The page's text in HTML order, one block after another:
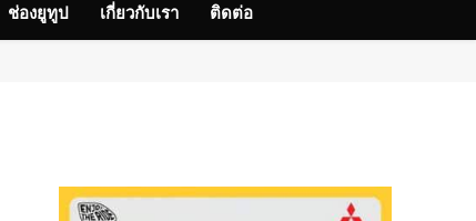
ช่องยูทูป เกี่ยวกับเรา ติดต่อ